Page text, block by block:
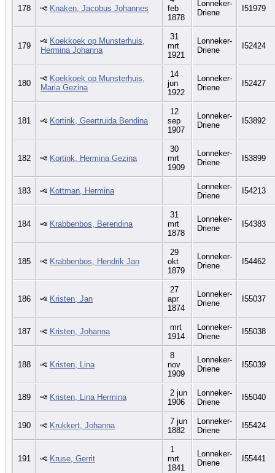
178 Knaken, Jacobus Johannes
feb
1878
Lonneker-
Driene
I51979
179
Koekkoek op Munsterhuis,
Hermina Johanna
31
mrt
1921
Lonneker-
Driene
I52424
180
Koekkoek op Munsterhuis,
Maria Gezina
14
jun
1922
Lonneker-
Driene
I52427
181 Kortink, Geertruida Bendina
12
sep
1907
Lonneker-
Driene
I53892
182 Kortink, Hermina Gezina
30
mrt
1909
Lonneker-
Driene
I53899
183 Kottman, Hermina
Lonneker-
Driene
I54213
184 Krabbenbos, Berendina
31
mrt
1878
Lonneker-
Driene
I54383
185 Krabbenbos, Hendrik Jan
29
okt
1879
Lonneker-
Driene
I54462
186 Kristen, Jan
27
apr
1874
Lonneker-
Driene
I55037
187 Kristen, Johanna
mrt
1914
Lonneker-
Driene
I55038
188 Kristen, Lina
8
nov
1909
Lonneker-
Driene
I55039
189 Kristen, Lina Hermina
2 jun
1906
Lonneker-
Driene
I55040
190 Krukkert, Johanna
7 jun
1882
Lonneker-
Driene
I55424
191 Kruse, Gerrit
1
mrt
1841
Lonneker-
Driene
I55441